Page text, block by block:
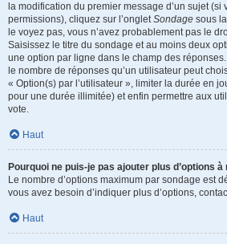
la modification du premier message d’un sujet (si
permissions), cliquez sur l’ongletSondage sous
le voyez pas, vous n’avez probablement pas le
Saisissez le titre du sondage et au moins deux
une option par ligne dans le champ des
le nombre de réponses qu’un utilisateur peut
« Option(s) par l’utilisateur », limiter la durée en
pour une durée illimitée) et enfin permettre aux
vote.
Haut
Pourquoi ne puis-je pas ajouter plus d’options à
Le nombre d’options maximum par sondage est
vous avez besoin d’indiquer plus d’options,
Haut